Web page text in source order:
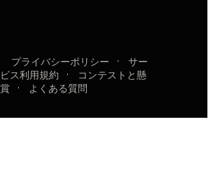
プライバシーポリシー ·
サー
ビス利用規約
·
コンテストと懸
賞
· よくある質問